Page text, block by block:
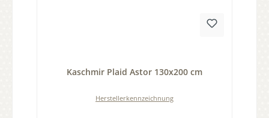
Kaschmir Plaid Astor 130x200 cm
Herstellerkennzeichnung